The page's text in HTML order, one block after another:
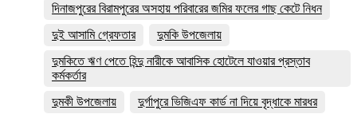
দিনাজপুরের বিরামপুরের অসহায় পরিবারের জমির ফলের গাছ কেটে নিধন
দুই আসামি গ্রেফতার
দুমকি উপজেলায়
দুমকিতে ঋণ পেতে হিন্দু নারীকে আবাসিক হোটেলে যাওয়ার প্রস্তাব
কর্মকর্তার
দুমকী উপজেলায়
দুর্গাপুরে ভিজিএফ কার্ড না দিয়ে বৃদ্ধাকে মারধর